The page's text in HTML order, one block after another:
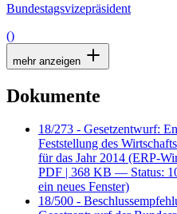
Bundestagsvizepräsident
()
mehr anzeigen
Dokumente
18/273 - Gesetzentwurf:
Feststellung des
für das Jahr 2014 (ERP-
PDF | 368 KB — Status:
ein neues Fenster)
18/500 -